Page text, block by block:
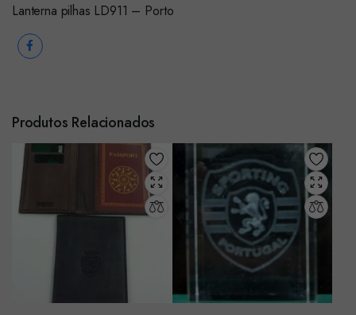
Lanterna pilhas LD911 – Porto
Produtos Relacionados